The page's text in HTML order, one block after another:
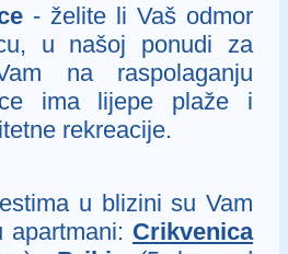
- želite li Vaš odmor
u našoj ponudi za
na raspolaganju
ima lijepe plaže i
rekreacije.
u blizini su Vam
apartmani: Crikvenica